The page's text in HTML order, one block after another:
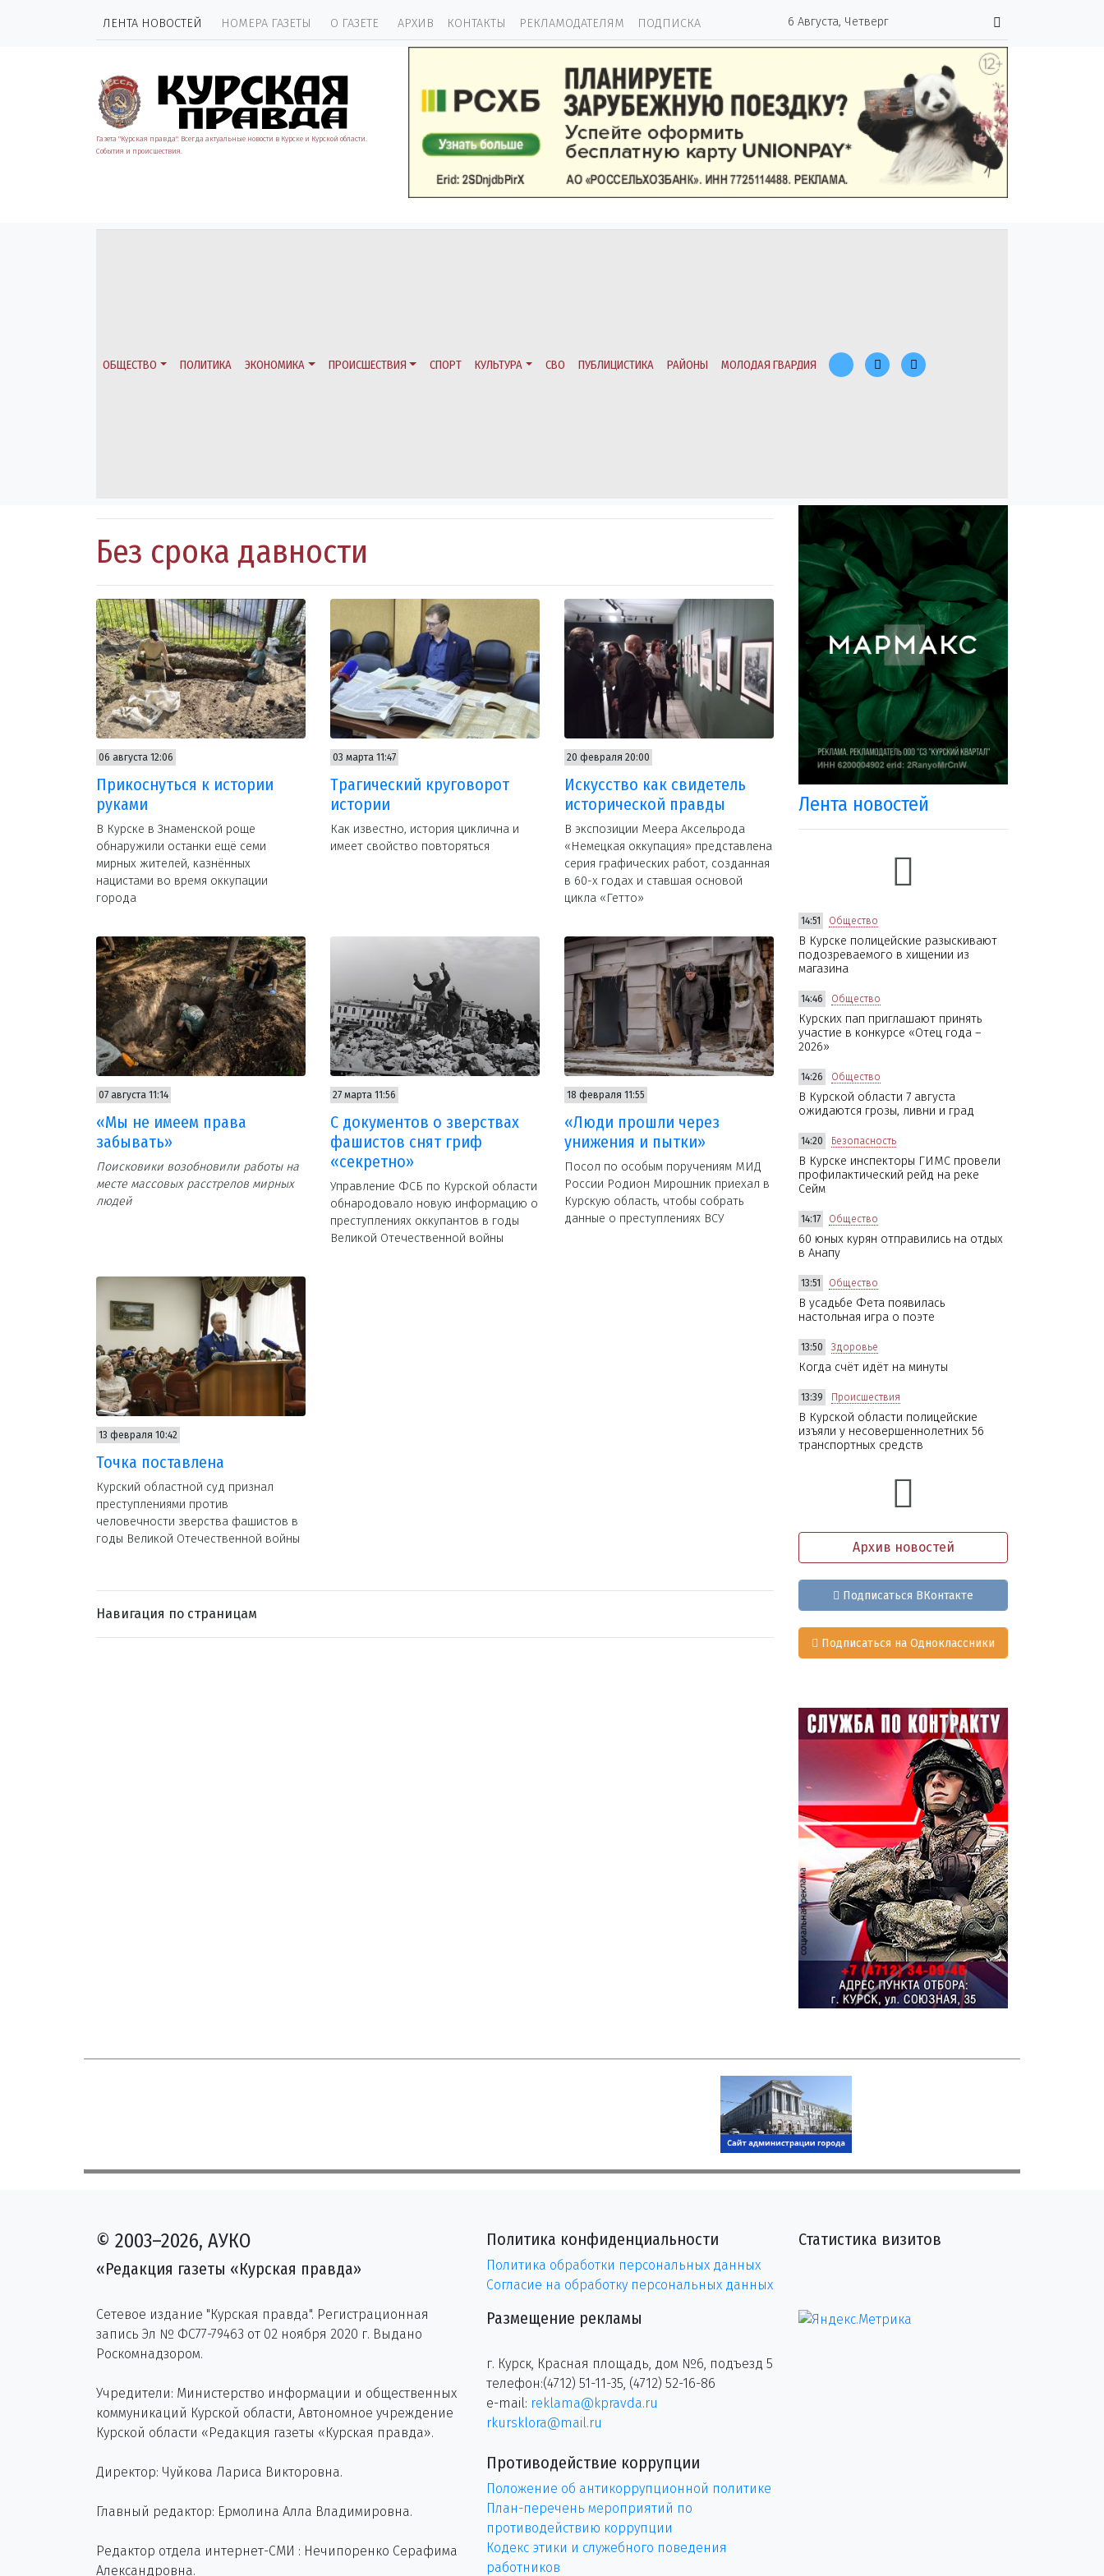
ЛЕНТА НОВОСТЕЙ НОМЕРА ГАЗЕТЫ О ГАЗЕТЕ АРХИВ КОНТАКТЫ РЕКЛАМОДАТЕЛЯМ ПОДПИСКА 6 Августа, Четверг
Газета "Курская правда". Всегда актуальные новости в Курске и Курской области.
События и происшествия.
ОБЩЕСТВО ПОЛИТИКА ЭКОНОМИКА ПРОИСШЕСТВИЯ СПОРТ КУЛЬТУРА СВО ПУБЛИЦИСТИКА РАЙОНЫ МОЛОДАЯ ГВАРДИЯ
Без срока давности
06 августа 12:06
Прикоснуться к истории
руками
В Курске в Знаменской роще
обнаружили останки ещё семи
мирных жителей, казнённых
нацистами во время оккупации
города
03 марта 11:47
Трагический круговорот
истории
Как известно, история циклична и
имеет свойство повторяться
20 февраля 20:00
Искусство как свидетель
исторической правды
В экспозиции Меера Аксельрода
«Немецкая оккупация» представлена
серия графических работ, созданная
в 60-х годах и ставшая основой
цикла «Гетто»
07 августа 11:14
«Мы не имеем права
забывать»
Поисковики возобновили работы на
месте массовых расстрелов мирных
людей
27 марта 11:56
С документов о зверствах
фашистов снят гриф
«секретно»
Управление ФСБ по Курской области
обнародовало новую информацию о
преступлениях оккупантов в годы
Великой Отечественной войны
18 февраля 11:55
«Люди прошли через
унижения и пытки»
Посол по особым поручениям МИД
России Родион Мирошник приехал в
Курскую область, чтобы собрать
данные о преступлениях ВСУ
13 февраля 10:42
Точка поставлена
Курский областной суд признал
преступлениями против
человечности зверства фашистов в
годы Великой Отечественной войны
Навигация по страницам
Лента новостей
14:51 Общество
В Курске полицейские разыскивают
подозреваемого в хищении из
магазина
14:46 Общество
Курских пап приглашают принять
участие в конкурсе «Отец года –
2026»
14:26 Общество
В Курской области 7 августа
ожидаются грозы, ливни и град
14:20 Безопасность
В Курске инспекторы ГИМС провели
профилактический рейд на реке
Сейм
14:17 Общество
60 юных курян отправились на отдых
в Анапу
13:51 Общество
В усадьбе Фета появилась
настольная игра о поэте
13:50 Здоровье
Когда счёт идёт на минуты
13:39 Происшествия
В Курской области полицейские
изъяли у несовершеннолетних 56
транспортных средств
Архив новостей
Подписаться ВКонтакте
Подписаться на Одноклассники
© 2003–2026, АУКО
«Редакция газеты «Курская правда»
Сетевое издание "Курская правда". Регистрационная
запись Эл № ФС77-79463 от 02 ноября 2020 г. Выдано
Роскомнадзором.
Учредители: Министерство информации и общественных
коммуникаций Курской области, Автономное учреждение
Курской области «Редакция газеты «Курская правда».
Директор: Чуйкова Лариса Викторовна.
Главный редактор: Ермолина Алла Владимировна.
Редактор отдела интернет-СМИ : Нечипоренко Серафима
Александровна.
Политика конфиденциальности
Политика обработки персональных данных
Согласие на обработку персональных данных
Размещение рекламы
г. Курск, Красная площадь, дом №6, подъезд 5
телефон:(4712) 51-11-35, (4712) 52-16-86
e-mail: reklama@kpravda.ru
rkursklora@mail.ru
Противодействие коррупции
Положение об антикоррупционной политике
План-перечень мероприятий по
противодействию коррупции
Кодекс этики и служебного поведения
работников
Статистика визитов